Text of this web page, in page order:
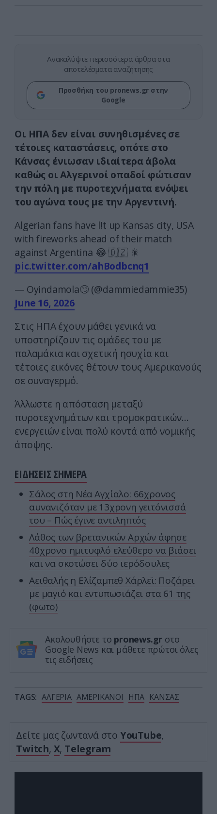
Ανακαλύψτε περισσότερα άρθρα στα
αποτελέσματα αναζήτησης
Προσθήκη του pronews.gr στην
Google
Oι ΗΠΑ δεν είναι συνηθισμένες σε
τέτοιες καταστάσεις, οπότε στο
Κάνσας ένιωσαν ιδιαίτερα άβολα
καθώς οι Αλγερινοί οπαδοί φώτισαν
την πόλη με πυροτεχνήματα ενόψει
του αγώνα τους με την Αργεντινή.
Algerian fans have l!t up Kansas city, USA
with fireworks ahead of their match
against Argentina 😂 🇩🇿 🎇
pic.twitter.com/ahBodbcnq1
— Oyindamola🙄 (@dammiedammie35)
June 16, 2026
Στις ΗΠΑ έχουν μάθει γενικά να
υποστηρίζουν τις ομάδες του με
παλαμάκια και σχετική ησυχία και
τέτοιες εικόνες θέτουν τους Αμερικανούς
σε συναγερμό.
Άλλωστε η απόσταση μεταξύ
πυροτεχνημάτων και τρομοκρατικών…
ενεργειών είναι πολύ κοντά από νομικής
άποψης.
ΕΙΔΗΣΕΙΣ ΣΗΜΕΡΑ
Σάλος στη Νέα Αγχίαλο: 66χρονος
αυνανιζόταν με 13χρονη γειτόνισσά
του – Πώς έγινε αντιληπτός
Λάθος των βρετανικών Αρχών άφησε
40χρονο ημιτυφλό ελεύθερο να βιάσει
και να σκοτώσει δύο ιερόδουλες
Αειθαλής η Ελίζαμπεθ Χάρλεϊ: Ποζάρει
με μαγιό και εντυπωσιάζει στα 61 της
(φωτο)
Ακολουθήστε το pronews.gr στο
Google News και μάθετε πρώτοι όλες
τις ειδήσεις
TAGS: ΑΛΓΕΡΙΑ ΑΜΕΡΙΚΑΝΟΙ ΗΠΑ ΚΑΝΣΑΣ
Δείτε μας ζωντανά στο YouTube,
Twitch, X, Telegram